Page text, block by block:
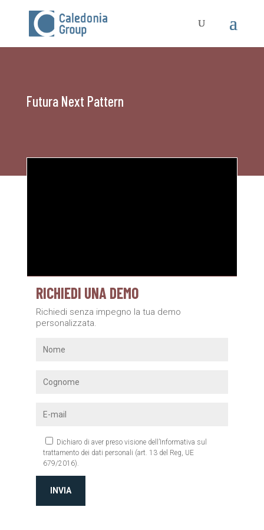
Futura Next Pattern
RICHIEDI UNA DEMO
Richiedi senza impegno la tua demo
personalizzata.
Dichiaro di aver preso visione dell’Informativa sul
trattamento dei dati personali (art. 13 del Reg, UE
679/2016).
INVIA